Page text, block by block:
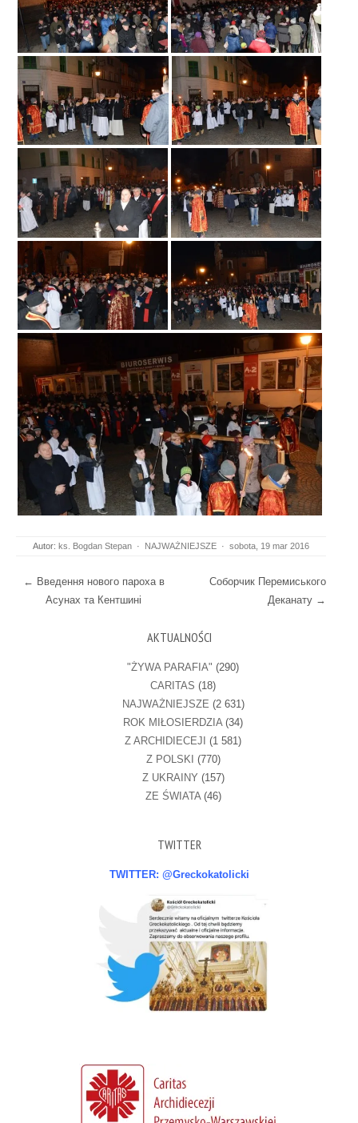
Autor: ks. Bogdan Stepan · NAJWAŻNIEJSZE · sobota, 19 mar 2016
Post navigation
← Введення нового пароха в
Асунах та Кентшині
Соборчик Перемиського
Деканату →
AKTUALNOŚCI
"ŻYWA PARAFIA" (290)
CARITAS (18)
NAJWAŻNIEJSZE (2 631)
ROK MIŁOSIERDZIA (34)
Z ARCHIDIECEJI (1 581)
Z POLSKI (770)
Z UKRAINY (157)
ZE ŚWIATA(46)
TWITTER
TWITTER: @Greckokatolicki